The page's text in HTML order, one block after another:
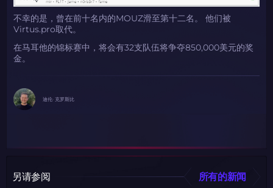
不幸的是，曾在前十名内的MOUZ滑至第十二名。 他们被
Virtus.pro取代。
在马耳他的锦标赛中，将会有32支队伍将争夺850,000美元的奖
金。
迪伦· 克罗斯比
另请参阅 所有的新闻